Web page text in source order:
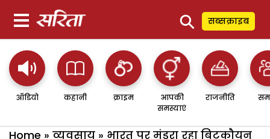
⚲ सब्सक्राइब
ऑडियो कहानी क्राइम
आपकी
समस्याएं
राजनीति
Home » व्यवसाय » भारत पर मंडरा रहा बिटकौयन